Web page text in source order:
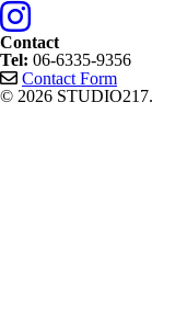
Contact
Tel: 06-6335-9356
Contact Form
© 2026 STUDIO217.